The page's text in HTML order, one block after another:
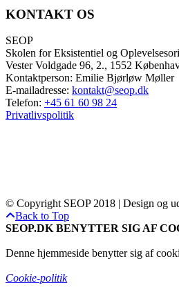
KONTAKT OS
SEOP
Skolen for Eksistentiel og
Vester Voldgade 96, 2., 1552
Kontaktperson: Emilie Bjørløw Møller
E-mailadresse: kontakt@seop.dk
Telefon: +45 61 60 98 24
Privatlivspolitik
© Copyright SEOP 2018 | Design og
Back to Top
SEOP.DK BENYTTER SIG AF
Denne hjemmeside benytter sig af
Cookie-politik